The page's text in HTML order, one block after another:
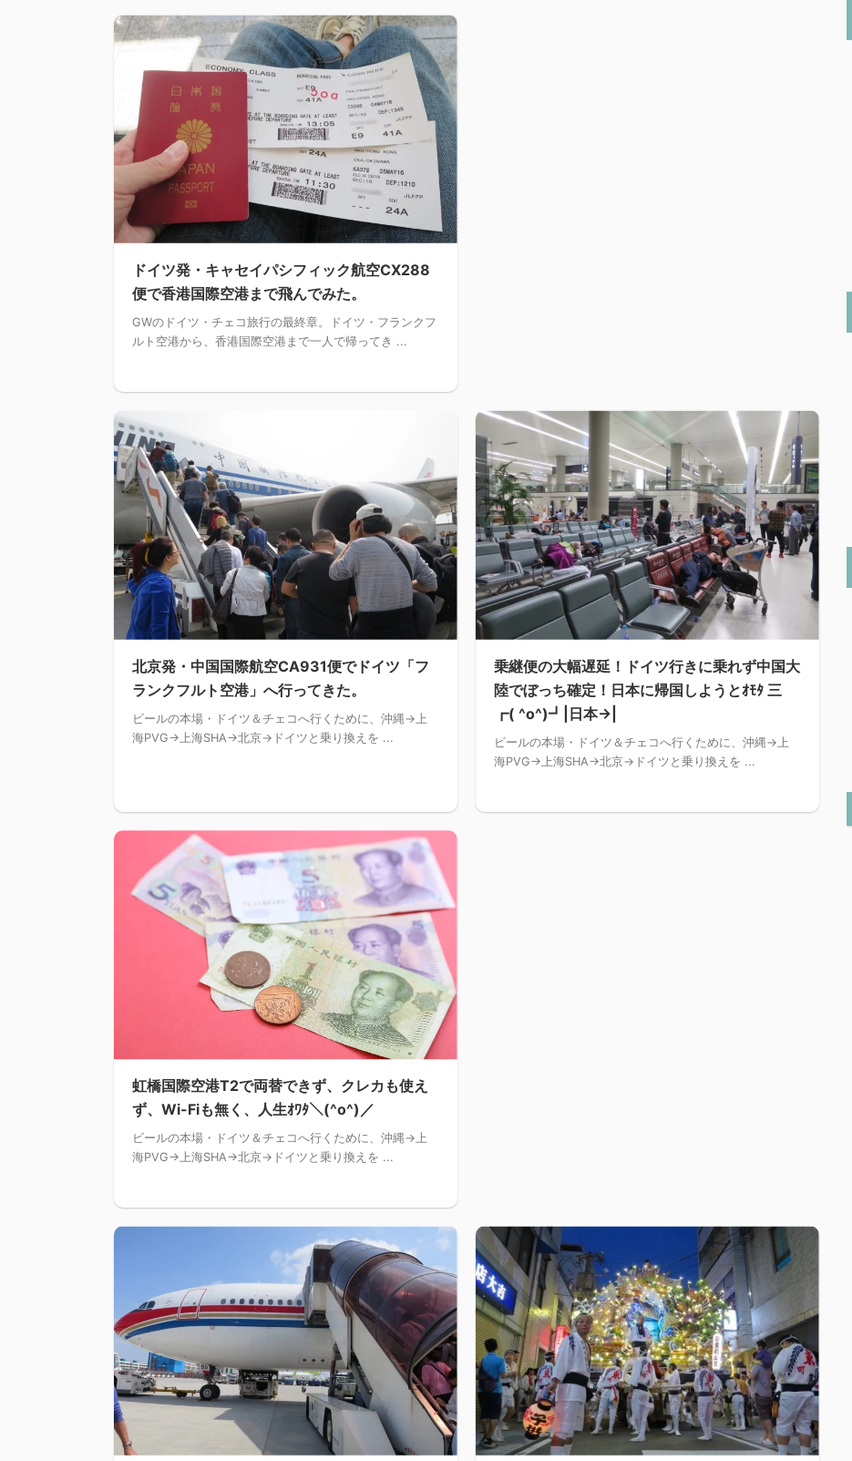
ドイツ発・キャセイパシフィック航空CX288
便で香港国際空港まで飛んでみた。
GWのドイツ・チェコ旅行の最終章。ドイツ・フランクフ
ルト空港から、香港国際空港まで一人で帰ってき ...
北京発・中国国際航空CA931便でドイツ「フ
ランクフルト空港」へ行ってきた。
ビールの本場・ドイツ＆チェコへ行くために、沖縄→上
海PVG→上海SHA→北京→ドイツと乗り換えを ...
乗継便の大幅遅延！ドイツ行きに乗れず中国大
陸でぼっち確定！日本に帰国しようとｵﾓﾀ 三
┏( ^o^)┛|日本→|
ビールの本場・ドイツ＆チェコへ行くために、沖縄→上
海PVG→上海SHA→北京→ドイツと乗り換えを ...
虹橋国際空港T2で両替できず、クレカも使え
ず、Wi-Fiも無く、人生ｵﾜﾀ＼(^o^)／
ビールの本場・ドイツ＆チェコへ行くために、沖縄→上
海PVG→上海SHA→北京→ドイツと乗り換えを ...